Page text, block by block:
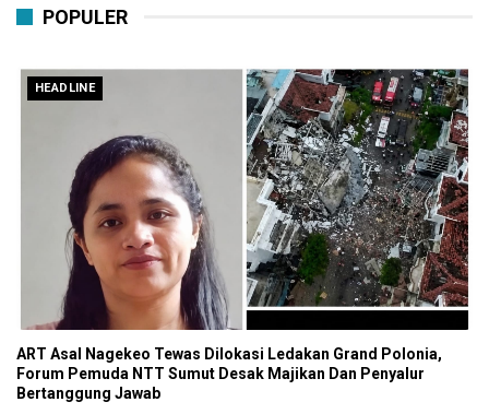
POPULER
HEADLINE
ART Asal Nagekeo Tewas Dilokasi Ledakan Grand Polonia,
Forum Pemuda NTT Sumut Desak Majikan Dan Penyalur
Bertanggung Jawab